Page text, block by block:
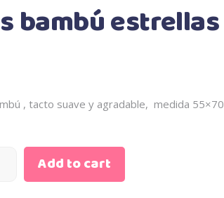
bambú estrellas
, tacto suave y agradable, medida 55×70
Add to cart